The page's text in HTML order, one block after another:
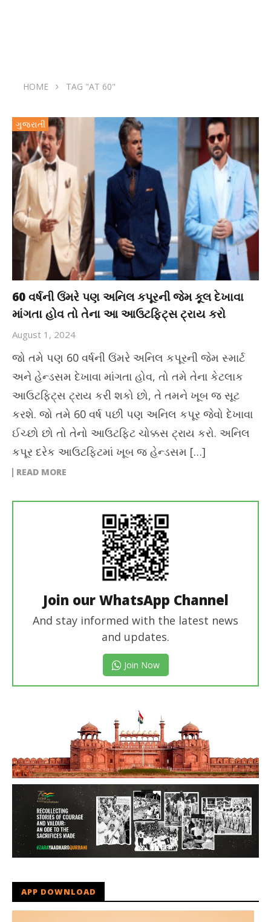
HOME TAG "AT 60"
ગુજરાતી
60 વર્ષની ઉંમરે પણ અનિલ કપૂરની જેમ કૂલ દેખાવા
માંગતા હોવ તો તેના આ આઉટફિટ્સ ટ્રાય કરો
August 1, 2024
જો તમે પણ 60 વર્ષની ઉંમરે અનિલ કપૂરની જેમ સ્માર્ટ
અને હેન્ડસમ દેખાવા માંગતા હોવ, તો તમે તેના કેટલાક
આઉટફિટ્સ ટ્રાય કરી શકો છો, તે તમને ખૂબ જ સૂટ
કરશે. જો તમે 60 વર્ષ પછી પણ અનિલ કપૂર જેવો દેખાવા
ઈચ્છો છો તો તેનો આઉટફિટ ચોક્કસ ટ્રાય કરો. અનિલ
કપૂર દરેક આઉટફિટમાં ખૂબ જ હેન્ડસમ […]
READ MORE
Join our WhatsApp Channel
And stay informed with the latest news
and updates.
Join Now
APP DOWNLOAD